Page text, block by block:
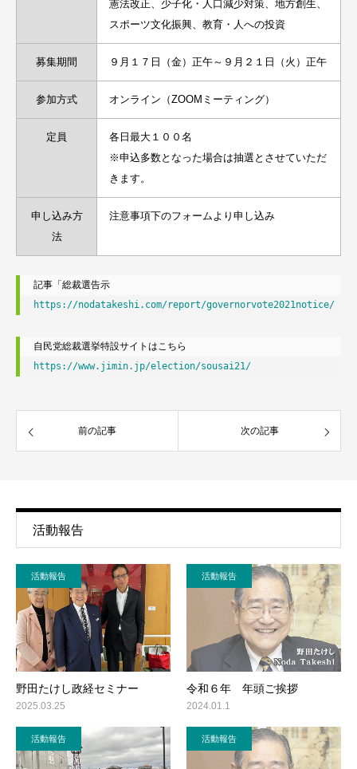
憲法改正、少子化・人口減少対策、地方創生、
スポーツ文化振興、教育・人への投資
募集期間 ９月１７日（金）正午～９月２１日（火）正午
参加方式 オンライン（ZOOMミーティング）
定員
各日最大１００名
※申込多数となった場合は抽選とさせていただ
きます。
申し込み方
法
注意事項下のフォームより申し込み
https://nodatakeshi.com/report/governorvote2021notice/
https://www.jimin.jp/election/sousai21/
前の記事 次の記事
活動報告
活動報告
野田たけし政経セミナー
2025.03.25
活動報告
令和６年 年頭ご挨拶
2024.01.1
活動報告 活動報告